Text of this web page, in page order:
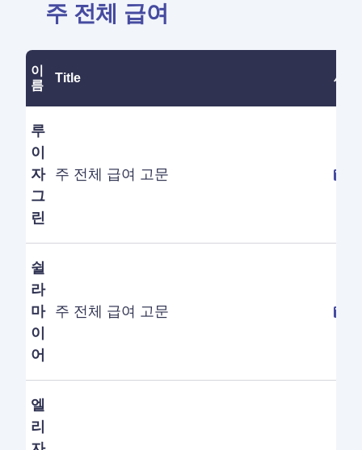
주 전체 급여
이
름
Title 세
루
이
자
그
린
주 전체 급여 고문
쉴
라
마
이
어
주 전체 급여 고문
엘
리